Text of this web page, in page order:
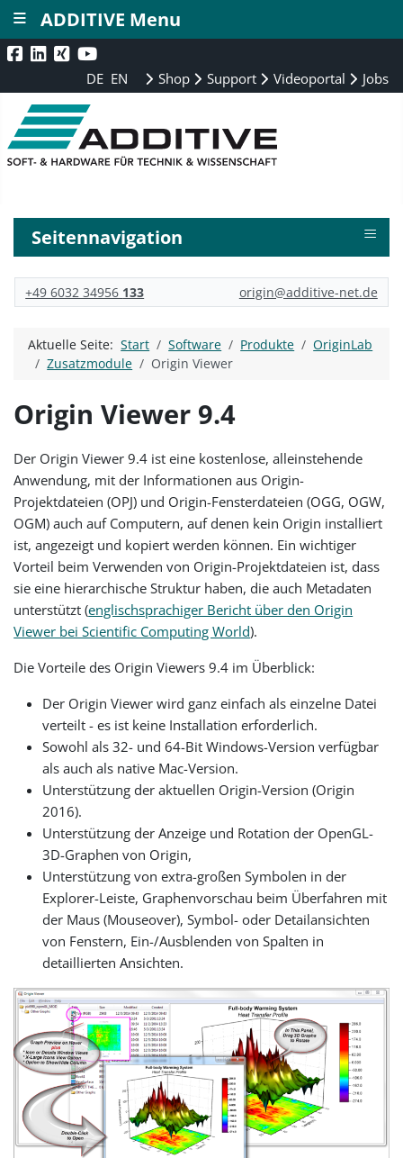
DE EN Shop Support Videoportal Jobs
Seitennavigation ≡
+49 6032 34956 133 origin@additive-net.de
Aktuelle Seite:Start Software Produkte
OriginLab
Zusatzmodule
Origin Viewer
Origin Viewer 9.4
Der Origin Viewer 9.4 ist eine kostenlose, alleinstehende
Anwendung, mit der Informationen aus Origin-
Projektdateien (OPJ) und Origin-Fensterdateien (OGG, OGW,
OGM) auch auf Computern, auf denen kein Origin installiert
ist, angezeigt und kopiert werden können. Ein wichtiger
Vorteil beim Verwenden von Origin-Projektdateien ist, dass
sie eine hierarchische Struktur haben, die auch Metadaten
unterstützt (englischsprachiger Bericht über den Origin
Viewer bei Scientific Computing World).
Die Vorteile des Origin Viewers 9.4 im Überblick:
Der Origin Viewer wird ganz einfach als einzelne Datei
verteilt - es ist keine Installation erforderlich.
Sowohl als 32- und 64-Bit Windows-Version verfügbar
als auch als native Mac-Version.
Unterstützung der aktuellen Origin-Version (Origin
2016).
Unterstützung der Anzeige und Rotation der OpenGL-
3D-Graphen von Origin,
Unterstützung von extra-großen Symbolen in der
Explorer-Leiste, Graphenvorschau beim Überfahren mit
der Maus (Mouseover), Symbol- oder Detailansichten
von Fenstern, Ein-/Ausblenden von Spalten in
detaillierten Ansichten.
ADDITIVE Menu
≡